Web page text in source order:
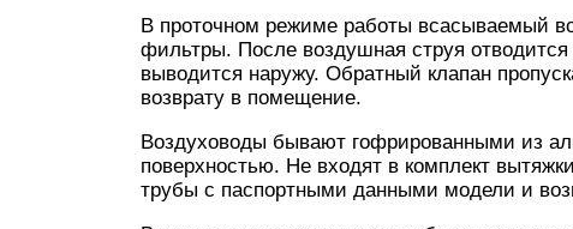
В проточном режиме работы всасываемый
фильтры. После воздушная струя
выводится наружу. Обратный клапан
возврату в помещение.
Воздуховоды бывают гофрированными из
поверхностью. Не входят в комплект
трубы с паспортными данными модели и